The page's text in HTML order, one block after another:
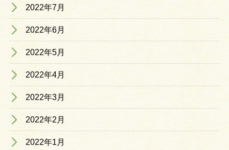
2022年7月
2022年6月
2022年5月
2022年4月
2022年3月
2022年2月
2022年1月